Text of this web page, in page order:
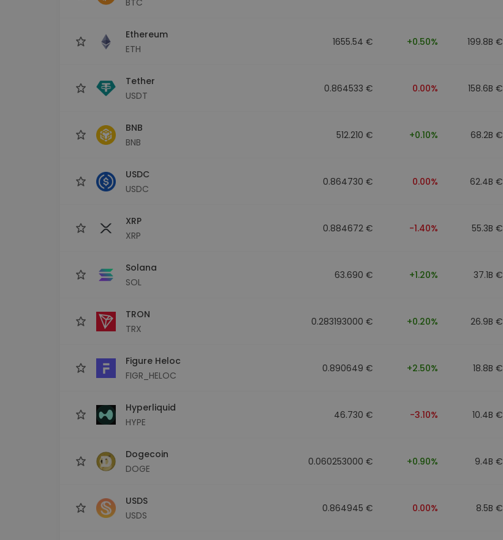
Ethereum
ETH
1655.54 € +0.50% 199.8B €
Tether
USDT
0.864533 € 0.00% 158.6B €
BNB
BNB
512.210 € +0.10% 68.2B €
USDC
USDC
0.864730 € 0.00% 62.4B €
XRP
XRP
0.884672 € -1.40% 55.3B €
Solana
SOL
63.690 € +1.20% 37.1B €
TRON
TRX
0.283193000 € +0.20% 26.9B €
Figure Heloc
FIGR_HELOC
0.890649 € +2.50% 18.8B €
Hyperliquid
HYPE
46.730 € -3.10% 10.4B €
Dogecoin
DOGE
0.060253000 € +0.90% 9.4B €
USDS
USDS
0.864945 € 0.00% 8.5B €